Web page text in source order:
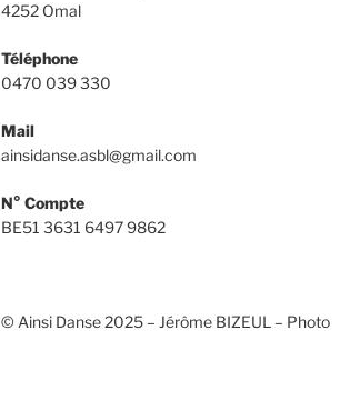
4252 Omal
Téléphone
0470 039 330
Mail
ainsidanse.asbl@gmail.com
N° Compte
BE51 3631 6497 9862
© Ainsi Danse 2025 – Jérôme BIZEUL – Photo